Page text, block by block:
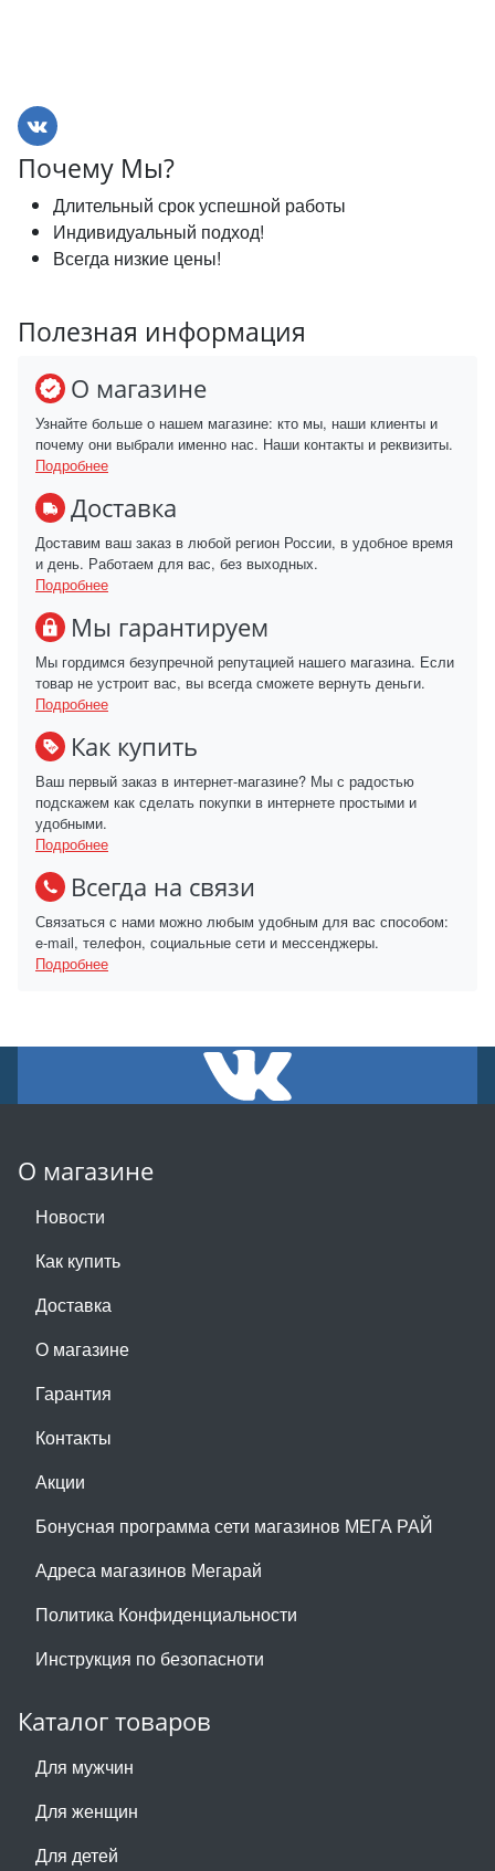
Почему Мы?
Длительный срок успешной работы
Индивидуальный подход!
Всегда низкие цены!
Полезная информация
О магазине
Узнайте больше о нашем магазине: кто мы, наши клиенты и
почему они выбрали именно нас. Наши контакты и реквизиты.
Подробнее
Доставка
Доставим ваш заказ в любой регион России, в удобное время
и день. Работаем для вас, без выходных.
Подробнее
Мы гарантируем
Мы гордимся безупречной репутацией нашего магазина. Если
товар не устроит вас, вы всегда сможете вернуть деньги.
Подробнее
Как купить
Ваш первый заказ в интернет-магазине? Мы с радостью
подскажем как сделать покупки в интернете простыми и
удобными.
Подробнее
Всегда на связи
Связаться с нами можно любым удобным для вас способом:
e-mail, телефон, социальные сети и мессенджеры.
Подробнее
О магазине
Новости
Как купить
Доставка
О магазине
Гарантия
Контакты
Акции
Бонусная программа сети магазинов МЕГА РАЙ
Адреса магазинов Мегарай
Политика Конфиденциальности
Инструкция по безопасноти
Каталог товаров
Для мужчин
Для женщин
Для детей